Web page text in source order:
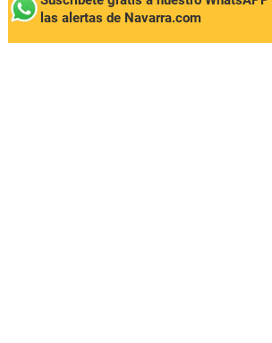
las alertas de Navarra.com